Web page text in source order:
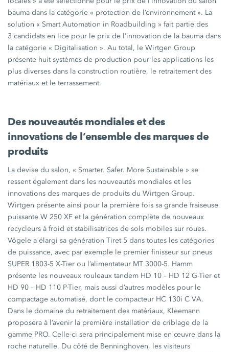
bauma dans la catégorie « protection de l’environnement ». La
solution « SmartAutomation in Roadbuilding » fait partie des
3 candidats en lice pour le prix de l’innovation de la bauma dans
la catégorie « Digitalisation ». Au total, leWirtgen Group
présente huit systèmes de production pour les applications les
plus diverses dans la construction routière, le retraitement des
matériaux et le terrassement.
Des nouveautés mondiales et des
innovations de l’ensemble des marques de
produits
La devise du salon, « Smarter. Safer. More Sustainable » se
ressent également dans les nouveautés mondiales et les
innovations des marques de produits duWirtgen Group.
Wirtgen présente ainsi pour la première fois sa grande fraiseuse
puissanteW 250 XF et la génération complète de nouveaux
recycleurs à froid et stabilisatrices de sols mobiles sur roues.
Vögele a élargi sa génération Tiret 5 dans toutes les catégories
de puissance, avec par exemple le premier finisseur sur pneus
SUPER 1803-5 X-Tier ou l’alimentateur MT 3000-5. Hamm
présente les nouveaux rouleaux tandem HD 10 – HD 12 G-Tier et
HD 90 – HD 110 P-Tier, mais aussi d’autres modèles pour le
compactage automatisé, dont le compacteur HC 130i C VA.
Dans le domaine du retraitement des matériaux, Kleemann
proposera à l’avenir la première installation de criblage de la
gamme PRO. Celle-ci sera principalement mise en œuvre dans la
roche naturelle. Du côté de Benninghoven, les visiteurs